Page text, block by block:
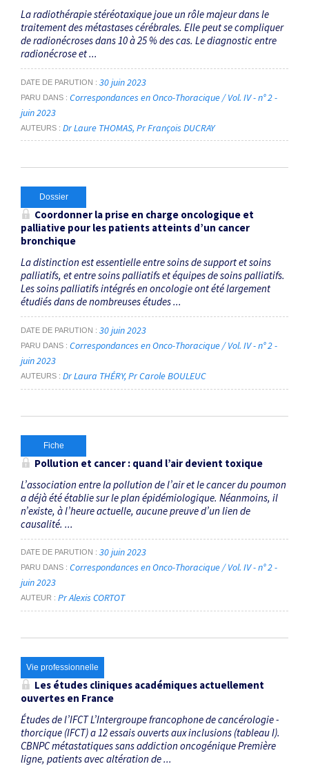
La radiothérapie stéréotaxique joue un rôle majeur dans le
traitement des métastases cérébrales. Elle peut se compliquer
de radionécroses dans 10 à 25 % des cas. Le diagnostic entre
radionécrose et ...
DATE DE PARUTION 30 juin 2023
PARU DANS
Correspondances en Onco-Thoracique / Vol. IV - n° 2 -
juin 2023
AUTEURS Dr Laure THOMAS Pr François DUCRAY
Dossier
Coordonner la prise en charge ­oncologique et
palliative pour les patients atteints d’un cancer
bronchique
La distinction est essentielle entre soins de support et soins
palliatifs, et entre soins palliatifs et équipes de soins palliatifs.
Les soins palliatifs intégrés en oncologie ont été largement
étudiés dans de nombreuses études ...
DATE DE PARUTION 30 juin 2023
PARU DANS
Correspondances en Onco-Thoracique / Vol. IV - n° 2 -
juin 2023
AUTEURS Dr Laura THÉRY Pr Carole BOULEUC
Fiche
Pollution et cancer : quand l’air devient toxique
L’association entre la pollution de l’air et le cancer du poumon
a déjà été établie sur le plan épidémiologique. Néanmoins, il
n’existe, à l’heure actuelle, aucune preuve d’un lien de
causalité. ...
DATE DE PARUTION 30 juin 2023
PARU DANS
Correspondances en Onco-Thoracique / Vol. IV - n° 2 -
juin 2023
AUTEUR Pr Alexis CORTOT
Vie professionnelle
Les études cliniques académiques actuellement
ouvertes en France
Études de l’IFCT L’Intergroupe francophone de cancérologie ­
thorcique (IFCT) a 12 essais ouverts aux inclusions (tableau I).
CBNPC métastatiques sans addiction oncogénique Première
ligne, patients avec altération de ...